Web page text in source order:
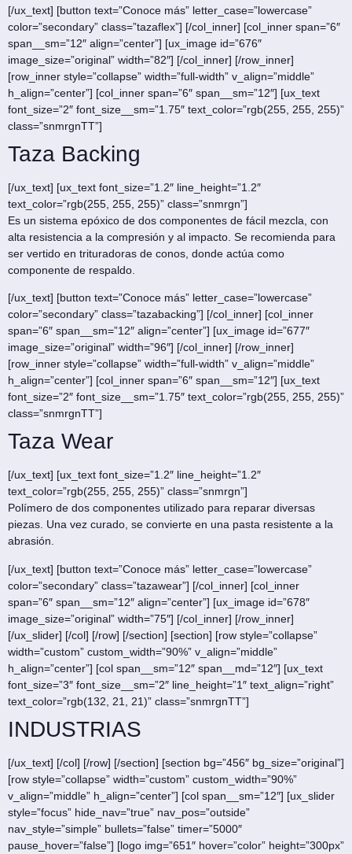
[/ux_text] [button text=”Conoce más” letter_case=”lowercase”
color=”secondary” class=”tazaflex”] [/col_inner] [col_inner span=”6″
span__sm=”12″ align=”center”] [ux_image id=”676″
image_size=”original” width=”82″] [/col_inner] [/row_inner]
[row_inner style=”collapse” width=”full-width” v_align=”middle”
h_align=”center”] [col_inner span=”6″ span__sm=”12″] [ux_text
font_size=”2″ font_size__sm=”1.75″ text_color=”rgb(255, 255, 255)”
class=”snmrgnTT”]
Taza Backing
[/ux_text] [ux_text font_size=”1.2″ line_height=”1.2″
text_color=”rgb(255, 255, 255)” class=”snmrgn”]
Es un sistema epóxico de dos componentes de fácil mezcla, con
alta resistencia a la compresión y al impacto. Se recomienda para
ser vertido en trituradoras de conos, donde actúa como
componente de respaldo.
[/ux_text] [button text=”Conoce más” letter_case=”lowercase”
color=”secondary” class=”tazabacking”] [/col_inner] [col_inner
span=”6″ span__sm=”12″ align=”center”] [ux_image id=”677″
image_size=”original” width=”96″] [/col_inner] [/row_inner]
[row_inner style=”collapse” width=”full-width” v_align=”middle”
h_align=”center”] [col_inner span=”6″ span__sm=”12″] [ux_text
font_size=”2″ font_size__sm=”1.75″ text_color=”rgb(255, 255, 255)”
class=”snmrgnTT”]
Taza Wear
[/ux_text] [ux_text font_size=”1.2″ line_height=”1.2″
text_color=”rgb(255, 255, 255)” class=”snmrgn”]
Polímero de dos componentes utilizado para reparar diversas
piezas. Una vez curado, se convierte en una pasta resistente a la
abrasión.
[/ux_text] [button text=”Conoce más” letter_case=”lowercase”
color=”secondary” class=”tazawear”] [/col_inner] [col_inner
span=”6″ span__sm=”12″ align=”center”] [ux_image id=”678″
image_size=”original” width=”75″] [/col_inner] [/row_inner]
[/ux_slider] [/col] [/row] [/section] [section] [row style=”collapse”
width=”custom” custom_width=”90%” v_align=”middle”
h_align=”center”] [col span__sm=”12″ span__md=”12″] [ux_text
font_size=”3″ font_size__sm=”2″ line_height=”1″ text_align=”right”
text_color=”rgb(132, 21, 21)” class=”snmrgnTT”]
INDUSTRIAS
[/ux_text] [/col] [/row] [/section] [section bg=”456″ bg_size=”original”]
[row style=”collapse” width=”custom” custom_width=”90%”
v_align=”middle” h_align=”center”] [col span__sm=”12″] [ux_slider
style=”focus” hide_nav=”true” nav_pos=”outside”
nav_style=”simple” bullets=”false” timer=”5000″
pause_hover=”false”] [logo img=”651″ hover=”color” height=”300px”